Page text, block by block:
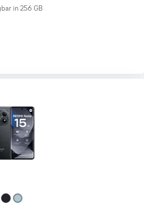
in 256 GB